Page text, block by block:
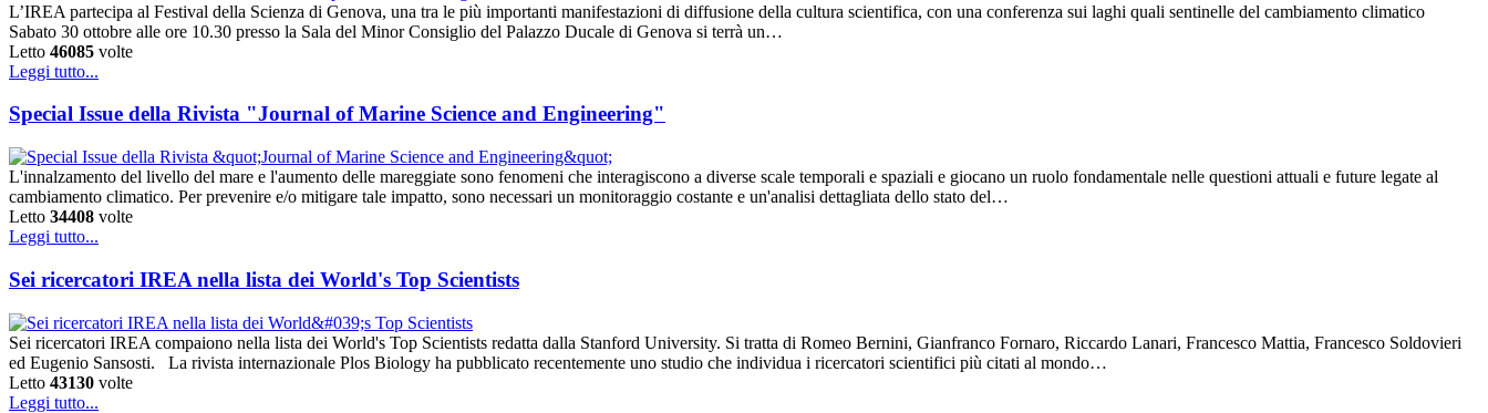
L’IREA partecipa al Festival della Scienza di Genova, una tra le più importanti manifestazioni di diffusione della cultura scientifica, con una conferenza sui laghi quali sentinelle del cambiamento climatico
Sabato 30 ottobre alle ore 10.30 presso la Sala del Minor Consiglio del Palazzo Ducale di Genova si terrà un…
Letto 46085 volte
Leggi tutto...
Special Issue della Rivista "Journal of Marine Science and Engineering"
L'innalzamento del livello del mare e l'aumento delle mareggiate sono fenomeni che interagiscono a diverse scale temporali e spaziali e giocano un ruolo fondamentale nelle questioni attuali e future legate al
cambiamento climatico. Per prevenire e/o mitigare tale impatto, sono necessari un monitoraggio costante e un'analisi dettagliata dello stato del…
Letto 34408 volte
Leggi tutto...
Sei ricercatori IREA nella lista dei World's Top Scientists
Sei ricercatori IREA compaiono nella lista dei World's Top Scientists redatta dalla Stanford University. Si tratta di Romeo Bernini, Gianfranco Fornaro, Riccardo Lanari, Francesco Mattia, Francesco Soldovieri
ed Eugenio Sansosti. La rivista internazionale Plos Biology ha pubblicato recentemente uno studio che individua i ricercatori scientifici più citati al mondo…
Letto 43130 volte
Leggi tutto...